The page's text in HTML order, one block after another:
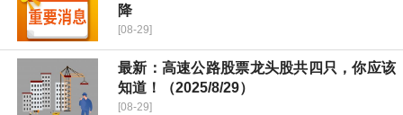
降
[08-29]
最新：高速公路股票龙头股共四只，你应该
知道！（2025/8/29）
[08-29]